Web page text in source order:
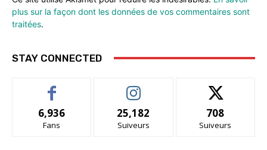
plus sur la façon dont les données de vos commentaires sont
traitées.
STAY CONNECTED
6,936
Fans
25,182
Suiveurs
708
Suiveurs